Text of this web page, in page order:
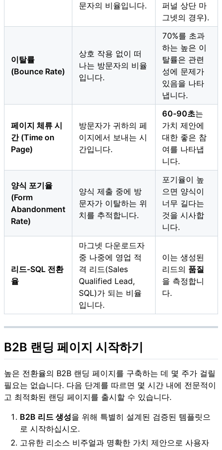
문자의 비율입니다.
퍼널 상단 마
그넷의 경우).
이탈률
(Bounce Rate)
상호 작용 없이 떠
나는 방문자의 비율
입니다.
70%를 초과
하는 높은 이
탈률은 관련
성에 문제가
있음을 나타
냅니다.
페이지 체류 시
간 (Time on
Page)
방문자가 귀하의 페
이지에서 보내는 시
간입니다.
60-90초는
가치 제안에
대한 좋은 참
여를 나타냅
니다.
양식 포기율
(Form
Abandonment
Rate)
양식 제출 중에 방
문자가 이탈하는 위
치를 추적합니다.
포기율이 높
으면 양식이
너무 길다는
것을 시사합
니다.
리드-SQL 전환
율
마그넷 다운로드자
중 나중에 영업 적
격 리드(Sales
Qualified Lead,
SQL)가 되는 비율
입니다.
이는 생성된
리드의 품질
을 측정합니
다.
B2B 랜딩 페이지 시작하기
높은 전환율의 B2B 랜딩 페이지를 구축하는 데 몇 주가 걸릴
필요는 없습니다. 다음 단계를 따르면 몇 시간 내에 전문적이
고 최적화된 랜딩 페이지를 출시할 수 있습니다.
B2B 리드 생성을 위해 특별히 설계된 검증된 템플릿으
로 시작하십시오.
고유한 리소스 비주얼과 명확한 가치 제안으로 사용자